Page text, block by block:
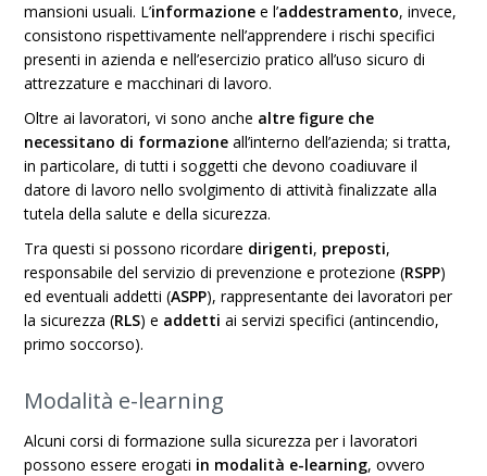
mansioni usuali. L’informazione e l’addestramento, invece,
consistono rispettivamente nell’apprendere i rischi specifici
presenti in azienda e nell’esercizio pratico all’uso sicuro di
attrezzature e macchinari di lavoro.
Oltre ai lavoratori, vi sono anche altre figure che
necessitano di formazione all’interno dell’azienda; si tratta,
in particolare, di tutti i soggetti che devono coadiuvare il
datore di lavoro nello svolgimento di attività finalizzate alla
tutela della salute e della sicurezza.
Tra questi si possono ricordare dirigenti, preposti,
responsabile del servizio di prevenzione e protezione (RSPP)
ed eventuali addetti (ASPP), rappresentante dei lavoratori per
la sicurezza (RLS) e addetti ai servizi specifici (antincendio,
primo soccorso).
Modalità e-learning
Alcuni corsi di formazione sulla sicurezza per i lavoratori
possono essere erogati in modalità e-learning, ovvero